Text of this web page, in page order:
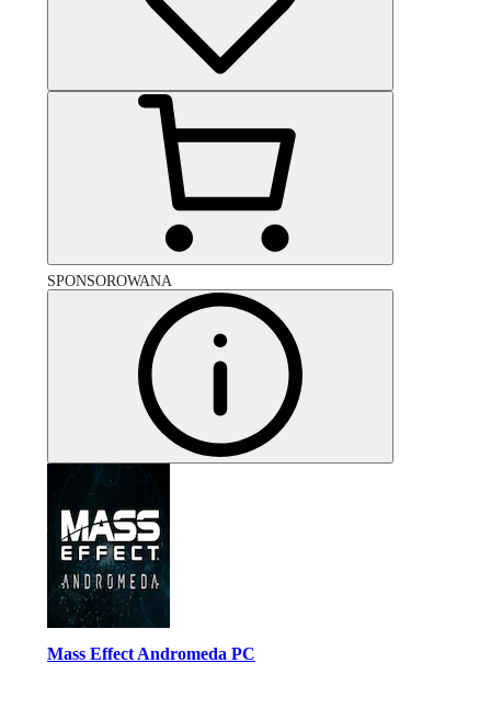
SPONSOROWANA
Mass Effect Andromeda PC